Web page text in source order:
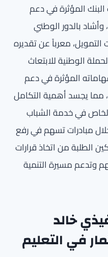
البنك المؤثرة في دعم
وأشاد بالدور الوطني
معرباً عن تقديره
الوطنية للابتعاث
المؤثرة في دعم
مما يجسد أهمية التكامل
في خدمة الشباب
مبادرات تسهم في رفع
الطلبة من اتخاذ قرارات
وتدعم مسيرة التنمية
خالد
في التعليم